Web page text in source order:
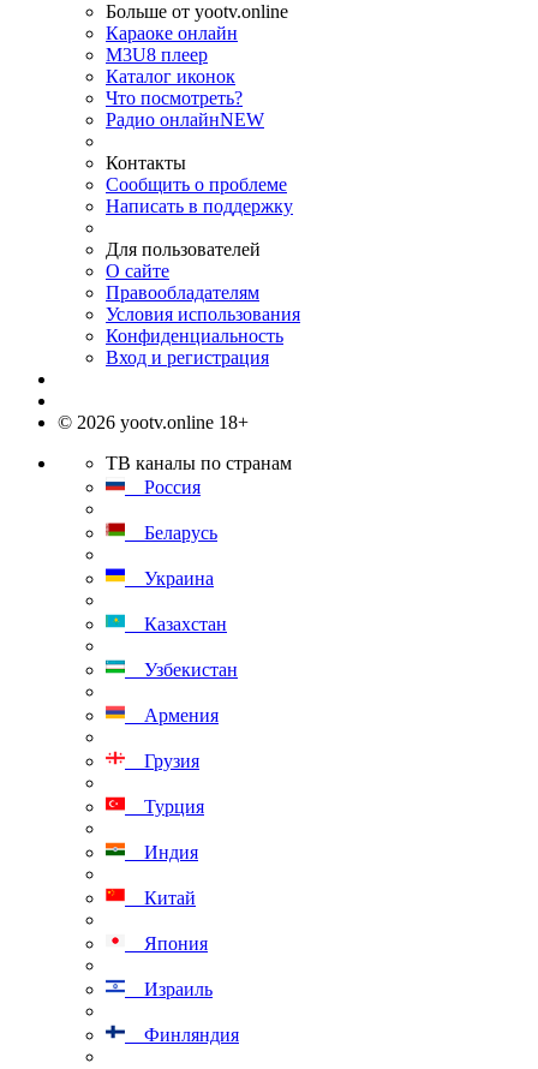
Больше от yootv.online
Караоке онлайн
M3U8 плеер
Каталог иконок
Что посмотреть?
Радио онлайнNEW
Контакты
Сообщить о проблеме
Написать в поддержку
Для пользователей
О сайте
Правообладателям
Условия использования
Конфиденциальность
Вход и регистрация
© 2026 yootv.online 18+
ТВ каналы по странам
Россия
Беларусь
Украина
Казахстан
Узбекистан
Армения
Грузия
Турция
Индия
Китай
Япония
Израиль
Финляндия